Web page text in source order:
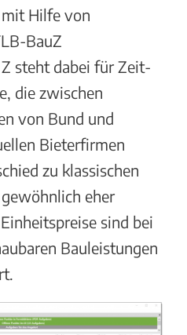
Hilfe von
BauZ
steht dabei für Zeit-
die zwischen
von Bund und
Bieterfirmen
zu klassischen
eher
sind bei
Bauleistungen